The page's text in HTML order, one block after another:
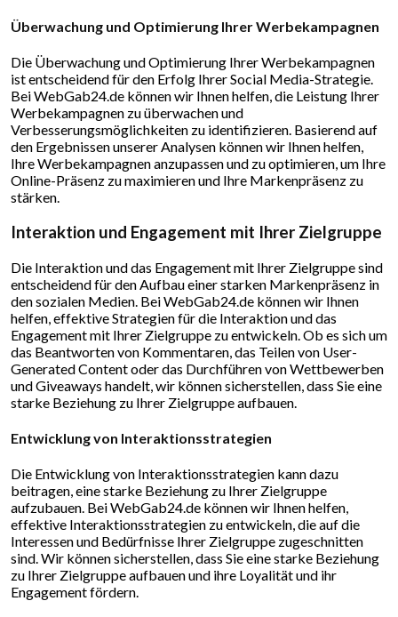
Überwachung und Optimierung Ihrer Werbekampagnen
Die Überwachung und Optimierung Ihrer Werbekampagnen
ist entscheidend für den Erfolg Ihrer Social Media-Strategie.
Bei WebGab24.de können wir Ihnen helfen, die Leistung Ihrer
Werbekampagnen zu überwachen und
Verbesserungsmöglichkeiten zu identifizieren. Basierend auf
den Ergebnissen unserer Analysen können wir Ihnen helfen,
Ihre Werbekampagnen anzupassen und zu optimieren, um Ihre
Online-Präsenz zu maximieren und Ihre Markenpräsenz zu
stärken.
Interaktion und Engagement mit Ihrer Zielgruppe
Die Interaktion und das Engagement mit Ihrer Zielgruppe sind
entscheidend für den Aufbau einer starken Markenpräsenz in
den sozialen Medien. Bei WebGab24.de können wir Ihnen
helfen, effektive Strategien für die Interaktion und das
Engagement mit Ihrer Zielgruppe zu entwickeln. Ob es sich um
das Beantworten von Kommentaren, das Teilen von User-
Generated Content oder das Durchführen von Wettbewerben
und Giveaways handelt, wir können sicherstellen, dass Sie eine
starke Beziehung zu Ihrer Zielgruppe aufbauen.
Entwicklung von Interaktionsstrategien
Die Entwicklung von Interaktionsstrategien kann dazu
beitragen, eine starke Beziehung zu Ihrer Zielgruppe
aufzubauen. Bei WebGab24.de können wir Ihnen helfen,
effektive Interaktionsstrategien zu entwickeln, die auf die
Interessen und Bedürfnisse Ihrer Zielgruppe zugeschnitten
sind. Wir können sicherstellen, dass Sie eine starke Beziehung
zu Ihrer Zielgruppe aufbauen und ihre Loyalität und ihr
Engagement fördern.